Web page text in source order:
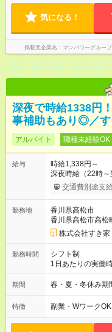
気になる！
掲載元企業名 マンパワーグルー
深夜で時給1338円
事補助もあり◎／
アルバイト 職種未経験OK
給与
時給1,338円～
深夜時給（22時～翌5時）：
試用期間の長さ
試用期間の実態
同時給）
交通費別途支
勤務地
香川県高松市
香川県高松市高松
株式会社すき家
勤務時間
シフト制
1日あたりの実働
週2日～・1日2h
のみ勤務可能です（
す。 必ず、2名以
す。
期間 春・夏・冬休み期
特徴 副業・WワークOK